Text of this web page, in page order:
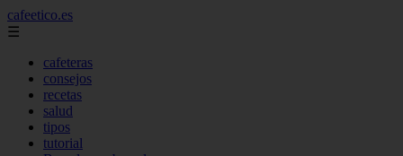
cafeetico.es
☰
cafeteras
consejos
recetas
salud
tipos
tutorial